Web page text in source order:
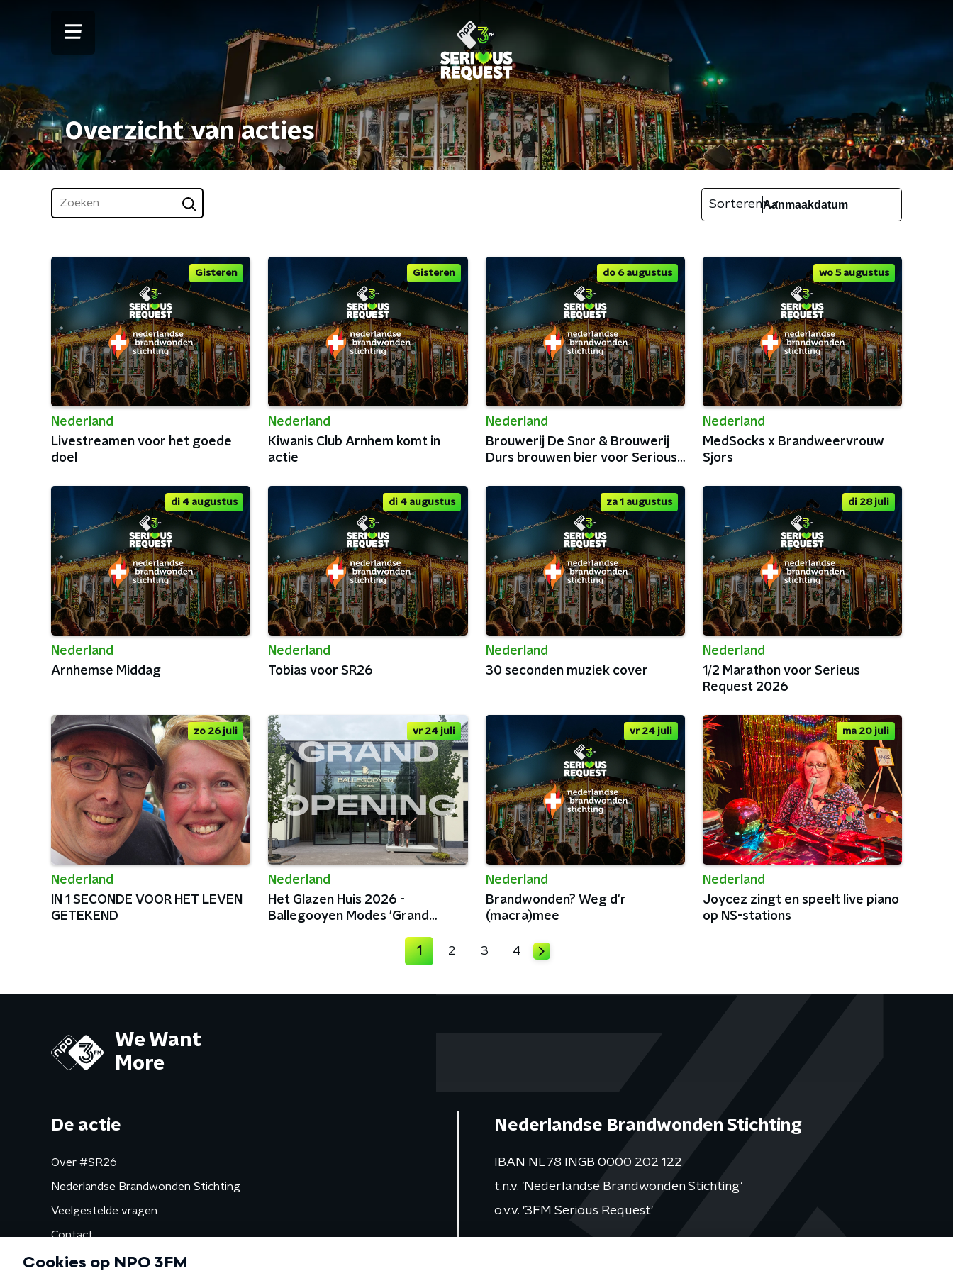
Overzicht van acties
Sorteren
Gisteren
Nederland
Livestreamen voor het goede
doel
Gisteren
Nederland
Kiwanis Club Arnhem komt in
actie
do 6 augustus
Nederland
Brouwerij De Snor & Brouwerij
Durs brouwen bier voor Serious
wo 5 augustus
Nederland
MedSocks x Brandweervrouw
Sjors
di 4 augustus
Nederland
Arnhemse Middag
di 4 augustus
Nederland
Tobias voor SR26
za 1 augustus
Nederland
30 seconden muziek cover
di 28 juli
Nederland
1/2 Marathon voor Serieus
Request 2026
zo 26 juli
Nederland
IN 1 SECONDE VOOR HET LEVEN
GETEKEND
vr 24 juli
Nederland
Het Glazen Huis 2026 -
Ballegooyen Modes 'Grand
vr 24 juli
Nederland
Brandwonden? Weg d'r
(macra)mee
ma 20 juli
Nederland
Joycez zingt en speelt live piano
op NS-stations
1 2 3 4
We Want
More
De actie
Over #SR26
Nederlandse Brandwonden Stichting
Veelgestelde vragen
Contact
Nederlandse Brandwonden Stichting
IBAN NL78 INGB 0000 202 122
t.n.v. 'Nederlandse Brandwonden Stichting'
o.v.v. '3FM Serious Request'